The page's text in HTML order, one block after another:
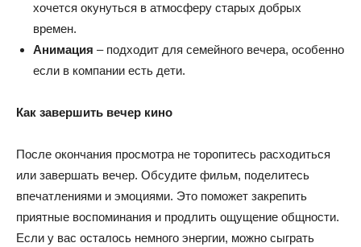
хочется окунуться в атмосферу старых добрых
времен.
Анимация – подходит для семейного вечера, особенно
если в компании есть дети.
Как завершить вечер кино
После окончания просмотра не торопитесь расходиться
или завершать вечер. Обсудите фильм, поделитесь
впечатлениями и эмоциями. Это поможет закрепить
приятные воспоминания и продлить ощущение общности.
Если у вас осталось немного энергии, можно сыграть